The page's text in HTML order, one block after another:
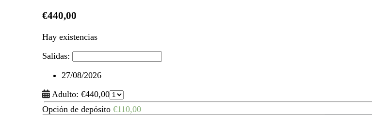
€440,00
Hay existencias
Salidas:
27/08/2026
Adulto: €440,00
Opción de depósito €110,00